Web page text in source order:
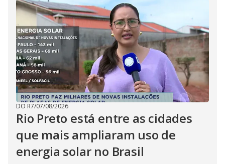
DO R7/07/08/2026
Rio Preto está entre as cidades
que mais ampliaram uso de
energia solar no Brasil